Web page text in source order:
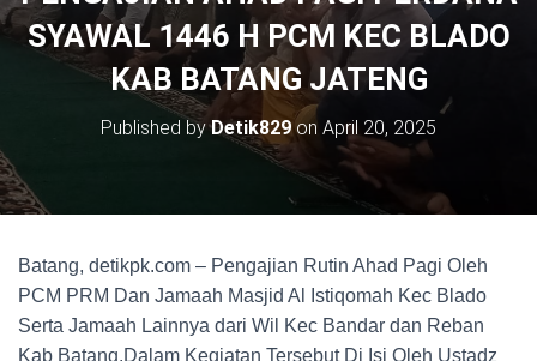
SYAWAL 1446 H PCM KEC BLADO
KAB BATANG JATENG
Published byDetik829on April 20, 2025
Batang, detikpk.com – Pengajian Rutin Ahad Pagi Oleh
PCM PRM Dan Jamaah Masjid Al Istiqomah Kec Blado
Serta Jamaah Lainnya dari Wil Kec Bandar dan Reban
Kab Batang.Dalam Kegiatan Tersebut Di Isi Oleh Ustadz